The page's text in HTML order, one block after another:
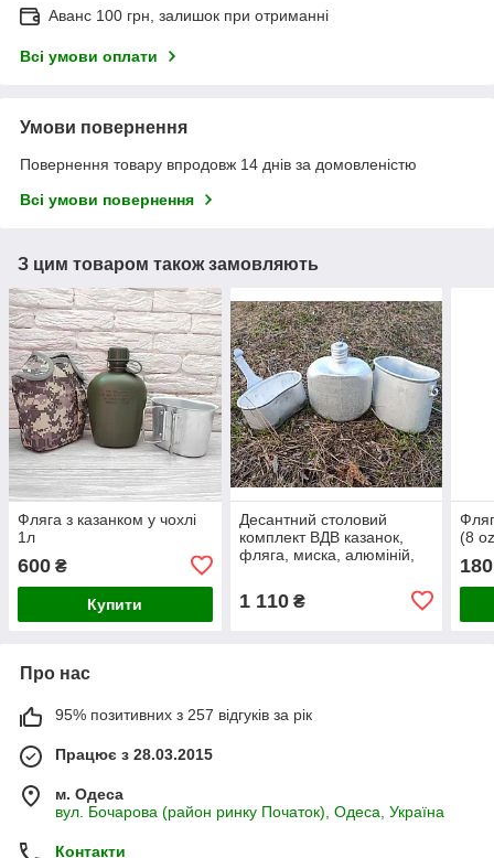
Аванс 100 грн, залишок при отриманні
Всі умови оплати
Умови повернення
Повернення товару впродовж 14 днів за домовленістю
Всі умови повернення
З цим товаром також замовляють
Фляга з казанком у чохлі
1л
600 ₴
Купити
Десантний столовий
комплект ВДВ казанок,
фляга, миска, алюміній,
1 110₴
(8
180
Про нас
95% позитивних з 257 відгуків за рік
Працює з 28.03.2015
м. Одеса
вул. Бочарова (район ринку Початок), Одеса, Україна
Контакти